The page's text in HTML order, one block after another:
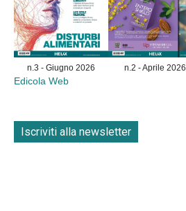
n.3 - Giugno 2026 n.2 - Aprile 2026
Edicola Web
Iscriviti alla newsletter